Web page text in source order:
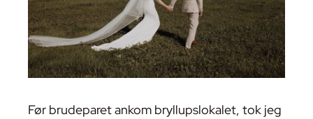
Før brudeparet ankom bryllupslokalet, tok jeg